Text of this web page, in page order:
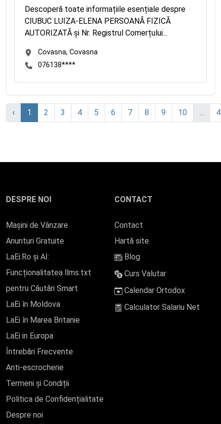
Descoperă toate informațiile esențiale despre
CIUBUC LUIZA-ELENA PERSOANĂ FIZICĂ
AUTORIZATĂ și Nr. Registrul Comerțului...
Covasna, Covasna
076138****
‹ 1 2 3 4 5 6 7 8 9 10 ...
DESPRE NOI
Mașini de Vânzare
Anunturi Gratuite
LaEi.Ro și AI:
Funcționalitatea llms.txt
pentru Căutări Smart
LaEi în Moldova
LaEi în Marea Britanie
LaEi in Europa
Întrebări Frecvente
Anti-escrocherie
Termeni și Condiții
Politica de Confidențialitate
Despre noi
CONTACT
Contact
Hartă site
Blog
Curs Valutar
Calendar Ortodox
Calculator Salariu Net